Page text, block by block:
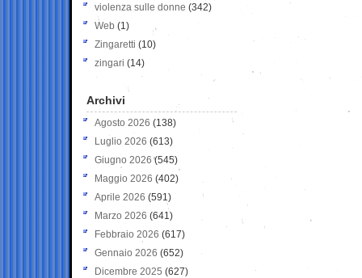
violenza sulle donne (342)
Web (1)
Zingaretti (10)
zingari (14)
Archivi
Agosto 2026 (138)
Luglio 2026 (613)
Giugno 2026 (545)
Maggio 2026 (402)
Aprile 2026 (591)
Marzo 2026 (641)
Febbraio 2026 (617)
Gennaio 2026 (652)
Dicembre 2025 (627)